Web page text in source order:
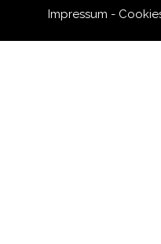
Impressum -